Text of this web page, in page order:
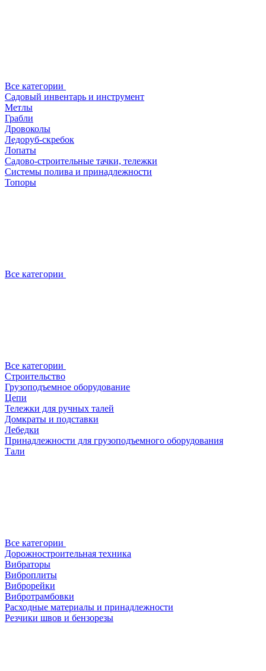
Все категории
Садовый инвентарь и инструмент
Метлы
Грабли
Дровоколы
Ледоруб-скребок
Лопаты
Садово-строительные тачки, тележки
Системы полива и принадлежности
Топоры
Все категории
Все категории
Строительство
Грузоподъемное оборудование
Цепи
Тележки для ручных талей
Домкраты и подставки
Лебедки
Принадлежности для грузоподъемного оборудования
Тали
Все категории
Дорожностроительная техника
Вибраторы
Виброплиты
Виброрейки
Вибротрамбовки
Расходные материалы и принадлежности
Резчики швов и бензорезы